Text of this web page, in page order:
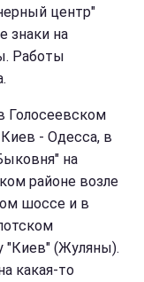
центр"
знаки на
Работы
Голосеевском
- Одесса, в
на
районе возле
шоссе и в
"Киев" (Жуляны).
какая-то